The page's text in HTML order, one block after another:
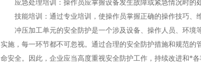
应急处理培训：操作员应掌握设备发生故障或紧急情况时的
技能培训：通过专业培训，使操作员掌握正确的操作技巧、
冲压加工单元的安全防护是一个涉及设备、操作人员、环境
实施，每一环节都不可忽视。通过合理的安全防护措施和规范
命安全。因此，企业应当高度重视安全防护工作，持续改进和*